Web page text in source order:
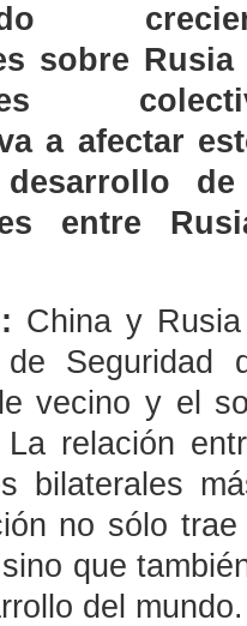
sobre Rusia
a afectar
entre
China y
de
vecino y el
relación
bilaterales
no sólo
que
del